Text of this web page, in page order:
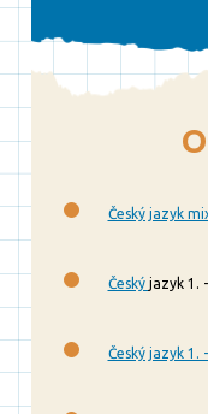
Český jazyk
Český jazyk 1.
Český jazyk 1.